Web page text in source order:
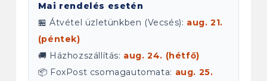
Mai rendelés esetén
🏪 Átvétel üzletünkben (Vecsés): aug. 21.
(péntek)
🚚 Házhozszállítás: aug. 24. (hétfő)
📦 FoxPost csomagautomata: aug. 25.